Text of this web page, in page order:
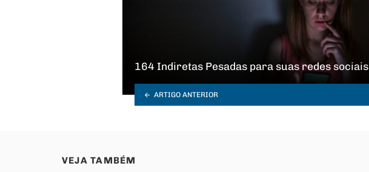
164 Indiretas Pesadas para suas redes sociais
ARTIGO ANTERIOR
VEJA TAMBÉM